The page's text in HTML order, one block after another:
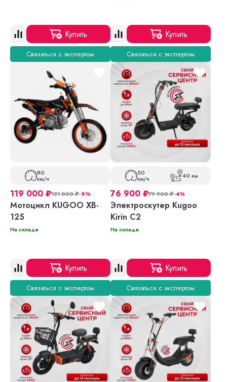
Купить
Связаться с экспертом
Купить
Связаться с экспертом
80
км/ч
119 000 ₽131 000₽-9%
Мотоцикл KUGOO XB-
125
На складе
Купить
Связаться с экспертом
50
км/ч 40 км
76 900 ₽79 900₽-4%
Электроскутер Kugoo
Kirin C2
На складе
Купить
Связаться с экспертом